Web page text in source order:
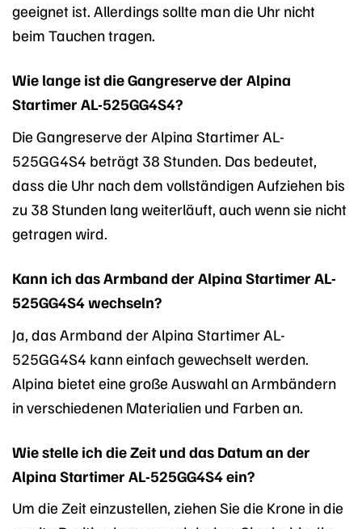
geeignet ist. Allerdings sollte man die Uhr nicht
beim Tauchen tragen.
Wie lange ist die Gangreserve der Alpina
Startimer AL-525GG4S4?
Die Gangreserve der Alpina Startimer AL-
525GG4S4 beträgt 38 Stunden. Das bedeutet,
dass die Uhr nach dem vollständigen Aufziehen bis
zu 38 Stunden lang weiterläuft, auch wenn sie nicht
getragen wird.
Kann ich das Armband der Alpina Startimer AL-
525GG4S4 wechseln?
Ja, das Armband der Alpina Startimer AL-
525GG4S4 kann einfach gewechselt werden.
Alpina bietet eine große Auswahl an Armbändern
in verschiedenen Materialien und Farben an.
Wie stelle ich die Zeit und das Datum an der
Alpina Startimer AL-525GG4S4 ein?
Um die Zeit einzustellen, ziehen Sie die Krone in die